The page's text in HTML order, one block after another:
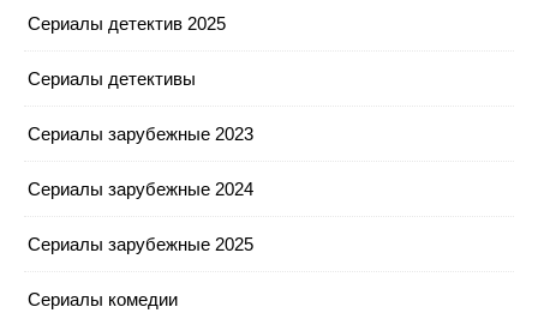
Сериалы детектив 2025
Сериалы детективы
Сериалы зарубежные 2023
Сериалы зарубежные 2024
Сериалы зарубежные 2025
Сериалы комедии